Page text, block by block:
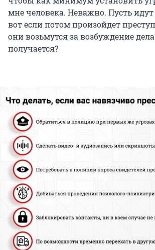
мне человека. Неважно. Пусть
вот если потом произойдет
они возьмутся за возбуждение
получается?